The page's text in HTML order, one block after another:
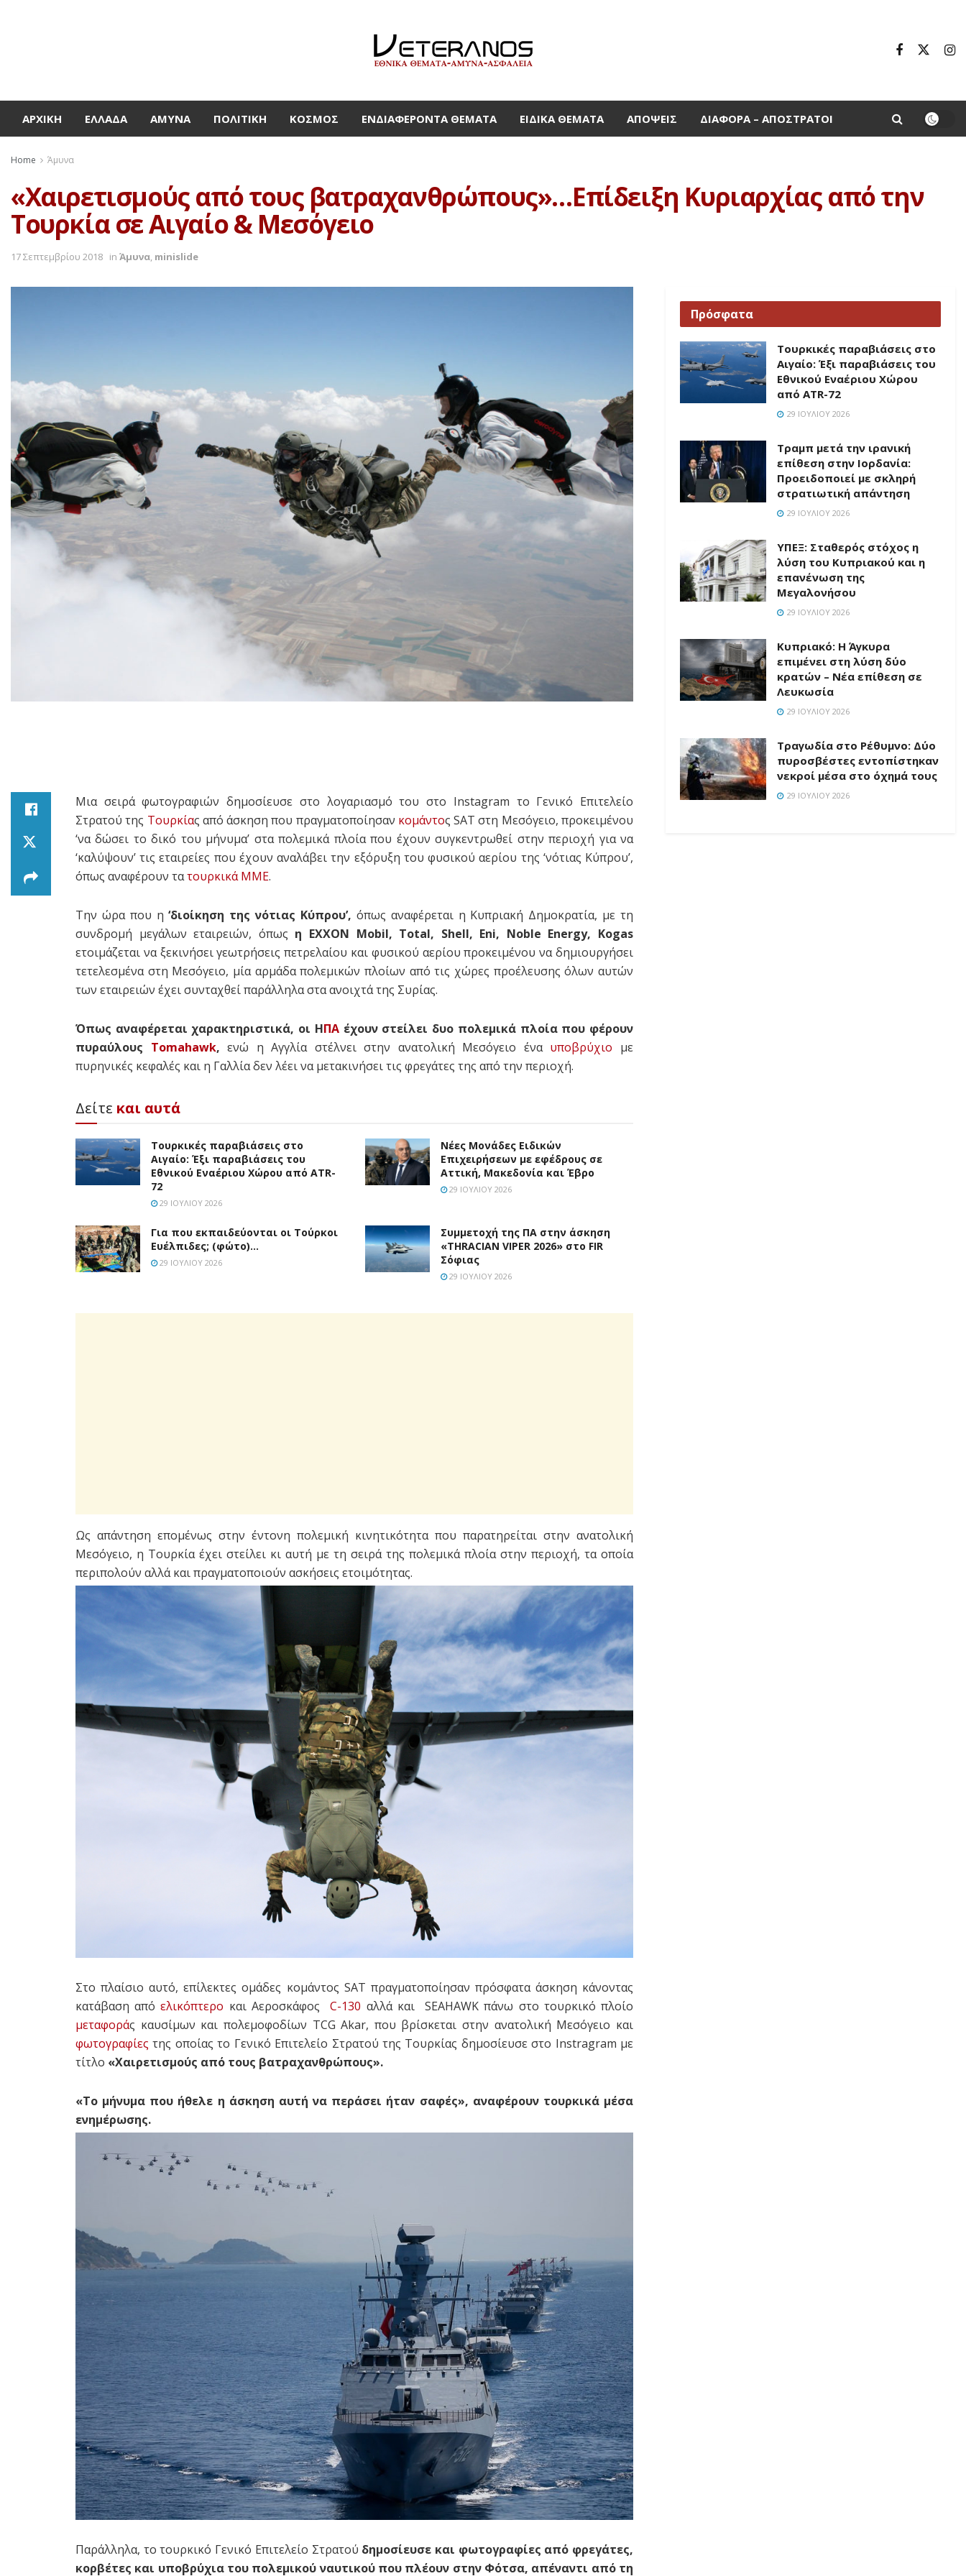
ΑΡΧΙΚΉ ΕΛΛΆΔΑ ΆΜΥΝΑ ΠΟΛΙΤΙΚΉ ΚΌΣΜΟΣ ΕΝΔΙΑΦΈΡΟΝΤΑ ΘΈΜΑΤΑ ΕΙΔΙΚΆ ΘΈΜΑΤΑ ΑΠΌΨΕΙΣ ΔΙΆΦΟΡΑ – ΑΠΌΣΤΡΑΤΟΙ
Home Άμυνα
«Χαιρετισμούς από τους βατραχανθρώπους»…Επίδειξη Κυριαρχίας από την
Τουρκία σε Αιγαίο & Μεσόγειο
17 Σεπτεμβρίου 2018 in Άμυνα, minislide
Μια σειρά φωτογραφιών δημοσίευσε στο λογαριασμό του στο Instagram το Γενικό Επιτελείο
Στρατού της Τουρκίας από άσκηση που πραγματοποίησαν κομάντος SAT στη Μεσόγειο, προκειμένου
‘να δώσει το δικό του μήνυμα’ στα πολεμικά πλοία που έχουν συγκεντρωθεί στην περιοχή για να
‘καλύψουν’ τις εταιρείες που έχουν αναλάβει την εξόρυξη του φυσικού αερίου της ‘νότιας Κύπρου’,
όπως αναφέρουν τατουρκικά ΜΜΕ.
Την ώρα που η‘διοίκηση της νότιας Κύπρου’, όπως αναφέρεται η Κυπριακή Δημοκρατία, με τη
συνδρομή μεγάλων εταιρειών, όπως η EXXON Mobil, Total, Shell, Eni, Noble Energy, Kogas
ετοιμάζεται να ξεκινήσει γεωτρήσεις πετρελαίου και φυσικού αερίου προκειμένου να δημιουργήσει
τετελεσμένα στη Μεσόγειο, μία αρμάδα πολεμικών πλοίων από τις χώρες προέλευσης όλων αυτών
των εταιρειών έχει συνταχθεί παράλληλα στα ανοιχτά της Συρίας.
Όπως αναφέρεται χαρακτηριστικά, οι ΗΠΑέχουν στείλει δυο πολεμικά πλοία που φέρουν
πυραύλους Tomahawk, ενώ η Αγγλία στέλνει στην ανατολική Μεσόγειο ένα υποβρύχιο με
πυρηνικές κεφαλές και η Γαλλία δεν λέει να μετακινήσει τις φρεγάτες της από την περιοχή.
Δείτε και αυτά
Τουρκικές παραβιάσεις στο
Αιγαίο: Έξι παραβιάσεις του
Εθνικού Εναέριου Χώρου από ATR-
72
29 ΙΟΥΛΊΟΥ 2026
Νέες Μονάδες Ειδικών
Επιχειρήσεων με εφέδρους σε
Αττική, Μακεδονία και Έβρο
29 ΙΟΥΛΊΟΥ 2026
Για που εκπαιδεύονται οι Τούρκοι
Ευέλπιδες; (φώτο)…
29 ΙΟΥΛΊΟΥ 2026
Συμμετοχή της ΠΑ στην άσκηση
«THRACIAN VIPER 2026» στο FIR
Σόφιας
29 ΙΟΥΛΊΟΥ 2026
Ως απάντηση επομένως στην έντονη πολεμική κινητικότητα που παρατηρείται στην ανατολική
Μεσόγειο, η Τουρκία έχει στείλει κι αυτή με τη σειρά της πολεμικά πλοία στην περιοχή, τα οποία
περιπολούν αλλά και πραγματοποιούν ασκήσεις ετοιμότητας.
Στο πλαίσιο αυτό, επίλεκτες ομάδες κομάντος SAT πραγματοποίησαν πρόσφατα άσκηση κάνοντας
κατάβαση απόελικόπτερο και ΑεροσκάφοςC-130 αλλά και SEAHAWK πάνω στο τουρκικό πλοίο
μεταφοράς καυσίμων και πολεμοφοδίων TCG Akar, που βρίσκεται στην ανατολική Μεσόγειο και
φωτογραφίες της οποίας το Γενικό Επιτελείο Στρατού της Τουρκίας δημοσίευσε στο Instragram με
τίτλο «Χαιρετισμούς από τους βατραχανθρώπους».
«Το μήνυμα που ήθελε η άσκηση αυτή να περάσει ήταν σαφές», αναφέρουν τουρκικά μέσα
ενημέρωσης.
Παράλληλα, το τουρκικό Γενικό Επιτελείο Στρατού δημοσίευσε και φωτογραφίες από φρεγάτες,
κορβέτες και υποβρύχια του πολεμικού ναυτικού που πλέουν στην Φότσα, απέναντι από τη
Πρόσφατα
Τουρκικές παραβιάσεις στο
Αιγαίο: Έξι παραβιάσεις του
Εθνικού Εναέριου Χώρου
από ATR-72
29 ΙΟΥΛΊΟΥ 2026
Τραμπ μετά την ιρανική
επίθεση στην Ιορδανία:
Προειδοποιεί με σκληρή
στρατιωτική απάντηση
29 ΙΟΥΛΊΟΥ 2026
ΥΠΕΞ: Σταθερός στόχος η
λύση του Κυπριακού και η
επανένωση της
Μεγαλονήσου
29 ΙΟΥΛΊΟΥ 2026
Κυπριακό: Η Άγκυρα
επιμένει στη λύση δύο
κρατών – Νέα επίθεση σε
Λευκωσία
29 ΙΟΥΛΊΟΥ 2026
Τραγωδία στο Ρέθυμνο: Δύο
πυροσβέστες εντοπίστηκαν
νεκροί μέσα στο όχημά τους
29 ΙΟΥΛΊΟΥ 2026